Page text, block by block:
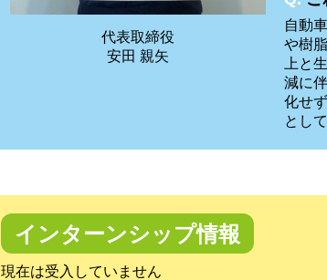
代表取締役
安田 親矢
自動
や樹
上と
減に
化せ
とし
インターンシップ情報
現在は受入していません